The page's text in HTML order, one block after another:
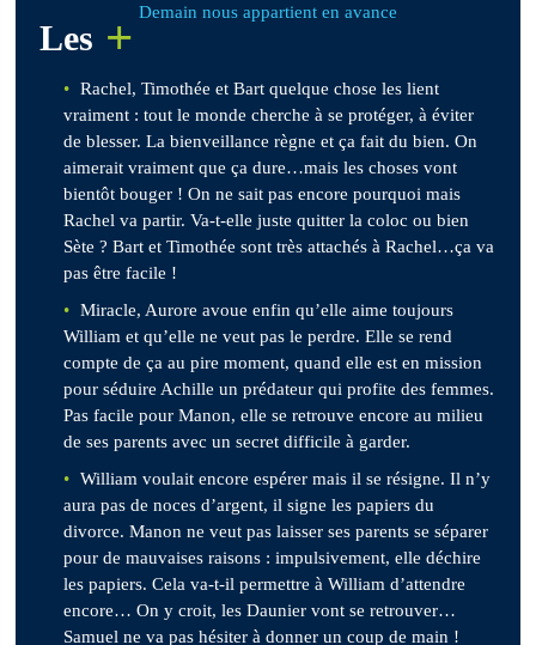
Demain nous appartient en avance
Les +
Rachel, Timothée et Bart quelque chose les lient
vraiment : tout le monde cherche à se protéger, à éviter
de blesser. La bienveillance règne et ça fait du bien. On
aimerait vraiment que ça dure…mais les choses vont
bientôt bouger ! On ne sait pas encore pourquoi mais
Rachel va partir. Va-t-elle juste quitter la coloc ou bien
Sète ? Bart et Timothée sont très attachés à Rachel…ça va
pas être facile !
Miracle, Aurore avoue enfin qu’elle aime toujours
William et qu’elle ne veut pas le perdre. Elle se rend
compte de ça au pire moment, quand elle est en mission
pour séduire Achille un prédateur qui profite des femmes.
Pas facile pour Manon, elle se retrouve encore au milieu
de ses parents avec un secret difficile à garder.
William voulait encore espérer mais il se résigne. Il n’y
aura pas de noces d’argent, il signe les papiers du
divorce. Manon ne veut pas laisser ses parents se séparer
pour de mauvaises raisons : impulsivement, elle déchire
les papiers. Cela va-t-il permettre à William d’attendre
encore… On y croit, les Daunier vont se retrouver…
Samuel ne va pas hésiter à donner un coup de main !